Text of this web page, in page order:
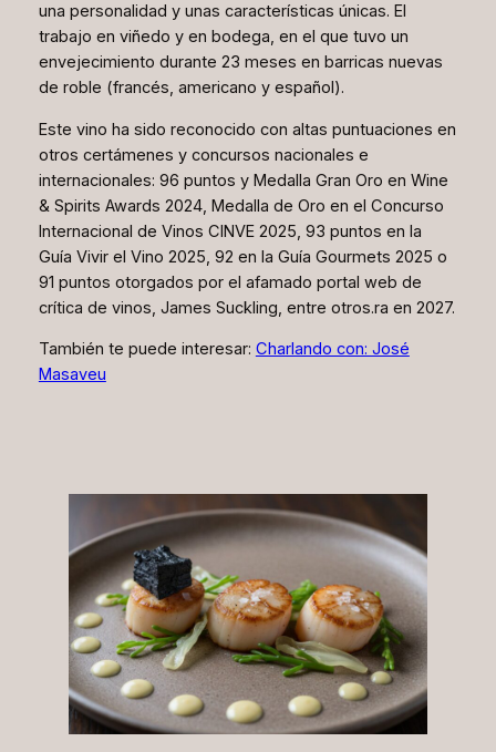
una personalidad y unas características únicas. El
trabajo en viñedo y en bodega, en el que tuvo un
envejecimiento durante 23 meses en barricas nuevas
de roble (francés, americano y español).
Este vino ha sido reconocido con altas puntuaciones en
otros certámenes y concursos nacionales e
internacionales: 96 puntos y Medalla Gran Oro en Wine
& Spirits Awards 2024, Medalla de Oro en el Concurso
Internacional de Vinos CINVE 2025, 93 puntos en la
Guía Vivir el Vino 2025, 92 en la Guía Gourmets 2025 o
91 puntos otorgados por el afamado portal web de
crítica de vinos, James Suckling, entre otros.ra en 2027.
También te puede interesar: Charlando con: José
Masaveu